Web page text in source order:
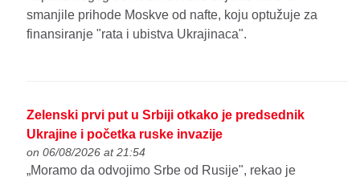
smanjile prihode Moskve od nafte, koju optužuje za
finansiranje "rata i ubistva Ukrajinaca".
Zelenski prvi put u Srbiji otkako je predsednik
Ukrajine i početka ruske invazije
on 06/08/2026 at 21:54
„Moramo da odvojimo Srbe od Rusije", rekao je